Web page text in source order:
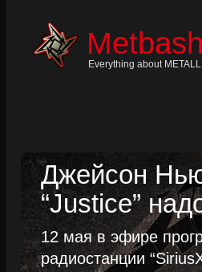
Metbash
Everything about
Джейсон
“Justice”
12 мая в эфире
радиостанции